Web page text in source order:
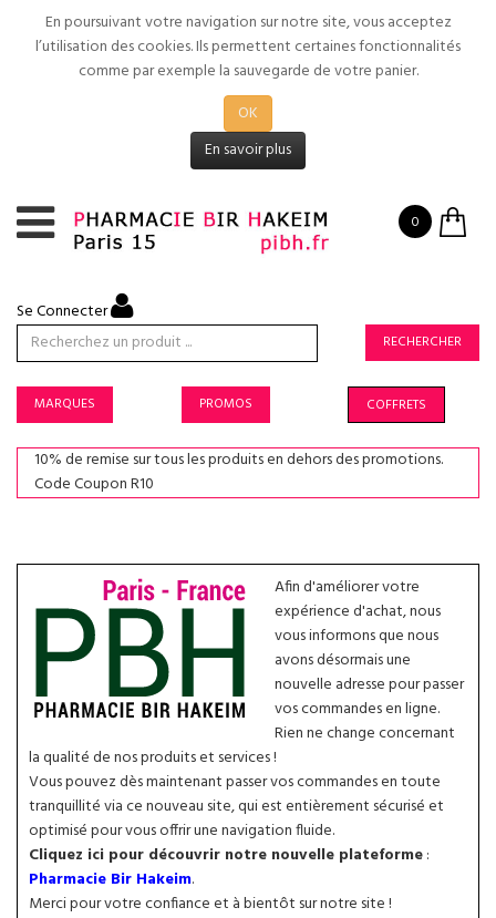
En poursuivant votre navigation sur notre site, vous acceptez
l’utilisation des cookies. Ils permettent certaines fonctionnalités
comme par exemple la sauvegarde de votre panier.
OK
En savoir plus
0
Se Connecter
RECHERCHER
MARQUES PROMOS COFFRETS
10% de remise sur tous les produits en dehors des promotions.
Code Coupon R10
Afin d'améliorer votre
expérience d'achat, nous
vous informons que nous
avons désormais une
nouvelle adresse pour passer
vos commandes en ligne.
Rien ne change concernant
la qualité de nos produits et services !
Vous pouvez dès maintenant passer vos commandes en toute
tranquillité via ce nouveau site, qui est entièrement sécurisé et
optimisé pour vous offrir une navigation fluide.
Cliquez ici pour découvrir notre nouvelle plateforme:
Pharmacie Bir Hakeim.
Merci pour votre confiance et à bientôt sur notre site !